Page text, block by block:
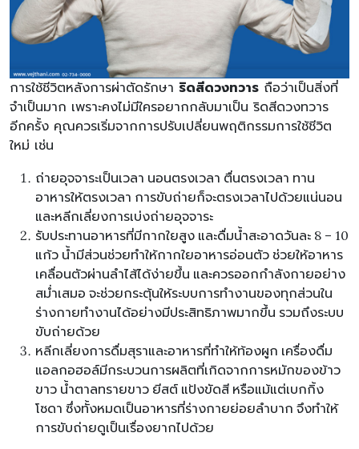
การใช้ชีวิตหลังการผ่าตัดรักษา ริดสีดวงทวาร ถือว่าเป็นสิ่งที่
จำเป็นมาก เพราะคงไม่มีใครอยากกลับมาเป็น ริดสีดวงทวาร
อีกครั้ง คุณควรเริ่มจากการปรับเปลี่ยนพฤติกรรมการใช้ชีวิต
ใหม่ เช่น
ถ่ายอุจจาระเป็นเวลา นอนตรงเวลา ตื่นตรงเวลา ทาน
อาหารให้ตรงเวลา การขับถ่ายก็จะตรงเวลาไปด้วยแน่นอน
และหลีกเลี่ยงการเบ่งถ่ายอุจจาระ
รับประทานอาหารที่มีกากใยสูง และดื่มน้ำสะอาดวันละ 8 – 10
แก้ว น้ำมีส่วนช่วยทำให้กากใยอาหารอ่อนตัว ช่วยให้อาหาร
เคลื่อนตัวผ่านลำไส้ได้ง่ายขึ้น และควรออกกำลังกายอย่าง
สม่ำเสมอ จะช่วยกระตุ้นให้ระบบการทำงานของทุกส่วนใน
ร่างกายทำงานได้อย่างมีประสิทธิภาพมากขึ้น รวมถึงระบบ
ขับถ่ายด้วย
หลีกเลี่ยงการดื่มสุราและอาหารที่ทำให้ท้องผูก เครื่องดื่ม
แอลกอฮอล์มีกระบวนการผลิตที่เกิดจากการหมักของข้าว
ขาว น้ำตาลทรายขาว ยีสต์ แป้งขัดสี หรือแม้แต่เบกกิ้ง
โซดา ซึ่งทั้งหมดเป็นอาหารที่ร่างกายย่อยลำบาก จึงทำให้
การขับถ่ายดูเป็นเรื่องยากไปด้วย